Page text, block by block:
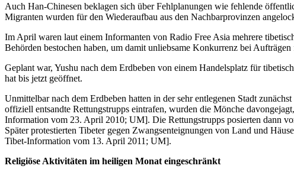
Auch Han-Chinesen beklagen sich über Fehlplanungen wie fehlende
Migranten wurden für den Wiederaufbau aus den Nachbarprovinzen
Im April waren laut einem Informanten von Radio Free Asia mehrere
Behörden bestochen haben, um damit unliebsame Konkurrenz bei
Geplant war, Yushu nach dem Erdbeben von einem Handelsplatz für
hat bis jetzt geöffnet.
Unmittelbar nach dem Erdbeben hatten in der sehr entlegenen Stadt
offiziell entsandte Rettungstrupps eintrafen, wurden die Mönche
Information vom 23. April 2010; UM]. Die Rettungstrupps posierten dann
Später protestierten Tibeter gegen Zwangsenteignungen von Land und
Tibet-Information vom 13. April 2011; UM].
Religiöse Aktivitäten im heiligen Monat eingeschränkt